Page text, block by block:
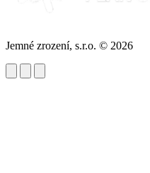
Jemné zrození, s.r.o. © 2026